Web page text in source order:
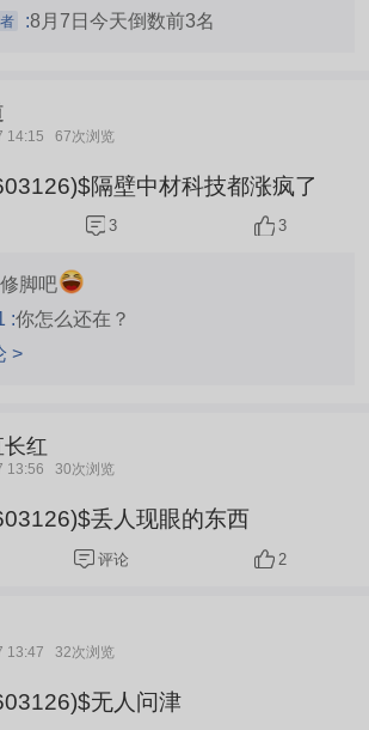
:8月7日今天倒数前3名
14:15 67次浏览
隔壁中材科技都涨疯了
3 3
脚吧
股友87968Cf681 :你怎么还在？
查看全部3条评论 >
长红
13:56 30次浏览
丢人现眼的东西
评论 2
13:47 32次浏览
无人问津